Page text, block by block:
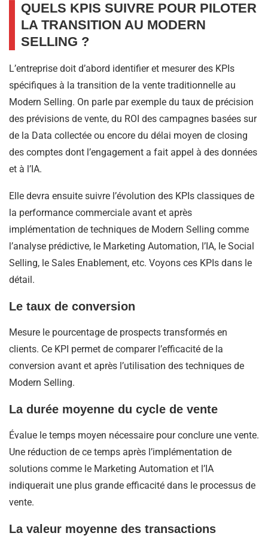
QUELS KPIS SUIVRE POUR PILOTER
LA TRANSITION AU MODERN
SELLING ?
L’entreprise doit d’abord identifier et mesurer des KPIs
spécifiques à la transition de la vente traditionnelle au
Modern Selling. On parle par exemple du taux de précision
des prévisions de vente, du ROI des campagnes basées sur
de la Data collectée ou encore du délai moyen de closing
des comptes dont l’engagement a fait appel à des données
et à l’IA.
Elle devra ensuite suivre l’évolution des KPIs classiques de
la performance commerciale avant et après
implémentation de techniques de Modern Selling comme
l’analyse prédictive, le Marketing Automation, l’IA, le Social
Selling, le Sales Enablement, etc. Voyons ces KPIs dans le
détail.
Le taux de conversion
Mesure le pourcentage de prospects transformés en
clients. Ce KPI permet de comparer l’efficacité de la
conversion avant et après l’utilisation des techniques de
Modern Selling.
La durée moyenne du cycle de vente
Évalue le temps moyen nécessaire pour conclure une vente.
Une réduction de ce temps après l’implémentation de
solutions comme le Marketing Automation et l’IA
indiquerait une plus grande efficacité dans le processus de
vente.
La valeur moyenne des transactions